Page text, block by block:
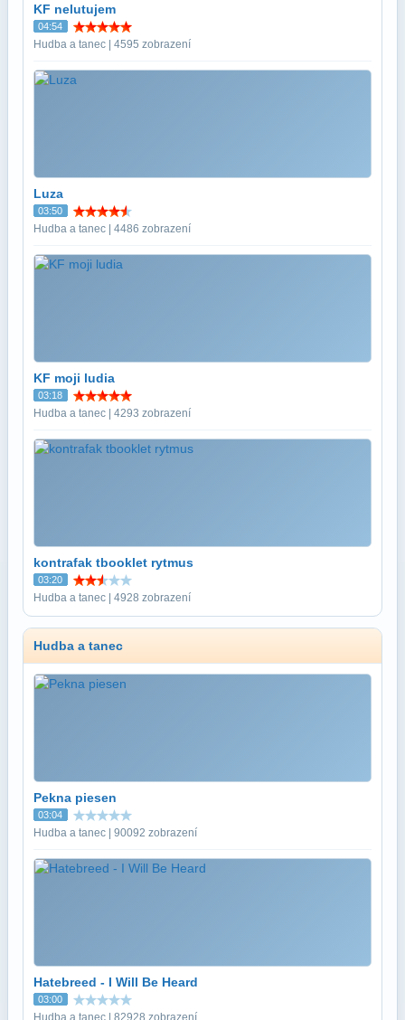
KF nelutujem
04:54
Hudba a tanec | 4595 zobrazení
Luza
03:50
Hudba a tanec | 4486 zobrazení
KF moji ludia
03:18
Hudba a tanec | 4293 zobrazení
kontrafak tbooklet rytmus
03:20
Hudba a tanec | 4928 zobrazení
Hudba a tanec
Pekna piesen
03:04
Hudba a tanec | 90092 zobrazení
Hatebreed - I Will Be Heard
03:00
Hudba a tanec | 82928 zobrazení